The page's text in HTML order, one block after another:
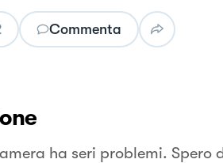
Commenta
ha seri problemi. Spero